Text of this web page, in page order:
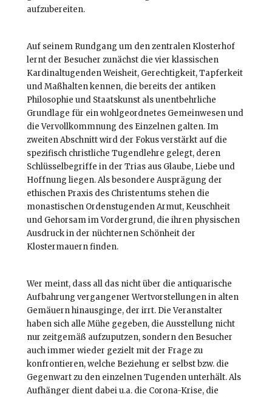
aufzubereiten.
Auf seinem Rundgang um den zentralen Klosterhof
lernt der Besucher zunächst die vier klassischen
Kardinaltugenden Weisheit, Gerechtigkeit, Tapferkeit
und Maßhalten kennen, die bereits der antiken
Philosophie und Staatskunst als unentbehrliche
Grundlage für ein wohlgeordnetes Gemeinwesen und
die Vervollkommnung des Einzelnen galten. Im
zweiten Abschnitt wird der Fokus verstärkt auf die
spezifisch christliche Tugendlehre gelegt, deren
Schlüsselbegriffe in der Trias aus Glaube, Liebe und
Hoffnung liegen. Als besondere Ausprägung der
ethischen Praxis des Christentums stehen die
monastischen Ordenstugenden Armut, Keuschheit
und Gehorsam im Vordergrund, die ihren physischen
Ausdruck in der nüchternen Schönheit der
Klostermauern finden.
Wer meint, dass all das nicht über die antiquarische
Aufbahrung vergangener Wertvorstellungen in alten
Gemäuern hinausginge, der irrt. Die Veranstalter
haben sich alle Mühe gegeben, die Ausstellung nicht
nur zeitgemäß aufzuputzen, sondern den Besucher
auch immer wieder gezielt mit der Frage zu
konfrontieren, welche Beziehung er selbst bzw. die
Gegenwart zu den einzelnen Tugenden unterhält. Als
Aufhänger dient dabei u.a. die Corona-Krise, die